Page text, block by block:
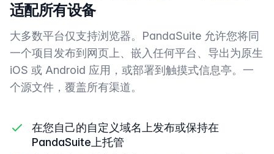
适配所有设备
大多数平台仅支持浏览器。PandaSuite 允许您将同
一个项目发布到网页上、嵌入任何平台、导出为原生
iOS 或 Android 应用，或部署到触摸式信息亭。一
个源文件，覆盖所有渠道。
在您自己的自定义域名上发布或保持在
PandaSuite上托管